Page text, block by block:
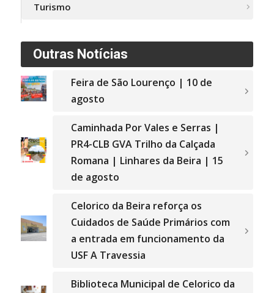
Turismo
Outras Notícias
Feira de São Lourenço | 10 de
agosto
Caminhada Por Vales e Serras |
PR4-CLB GVA Trilho da Calçada
Romana | Linhares da Beira | 15
de agosto
Celorico da Beira reforça os
Cuidados de Saúde Primários com
a entrada em funcionamento da
USF A Travessia
Biblioteca Municipal de Celorico da